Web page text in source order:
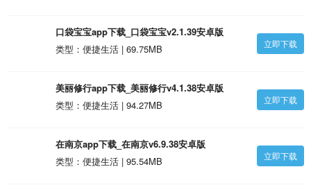
口袋宝宝app下载_口袋宝宝v2.1.39安卓版
类型：便捷生活 | 69.75MB
立即下载
美丽修行app下载_美丽修行v4.1.38安卓版
类型：便捷生活 | 94.27MB
立即下载
在南京app下载_在南京v6.9.38安卓版
类型：便捷生活 | 95.54MB
立即下载